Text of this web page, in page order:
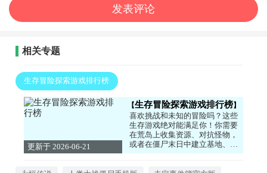
相关专题
生存冒险探索游戏排行榜
更新于 2026-06-21
生存冒险探索游戏排行榜
喜欢挑战和未知的冒险吗？这些
生存游戏绝对能满足你！你需要
在荒岛上收集资源、对抗怪物，
或者在僵尸末日中建立基地、艰
难求生。每一步都充满危险，但